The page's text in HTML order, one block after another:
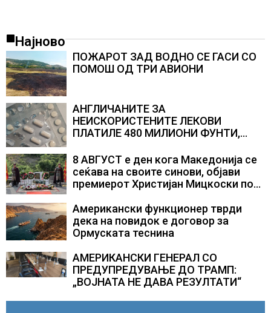
Најново
ПОЖАРОТ ЗАД ВОДНО СЕ ГАСИ СО
ПОМОШ ОД ТРИ АВИОНИ
АНГЛИЧАНИТЕ ЗА
НЕИСКОРИСТЕНИТЕ ЛЕКОВИ
ПЛАТИЛЕ 480 МИЛИОНИ ФУНТИ,
само лекови што навистина им се
потребни
8 АВГУСТ е ден кога Македонија се
сеќава на своите синови, објави
премиерот Христијан Мицкоски по
загинувањето на десетмината
прилепски бранители
Американски функционер тврди
дека на повидок е договор за
Ормуската теснина
АМЕРИКАНСКИ ГЕНЕРАЛ СО
ПРЕДУПРЕДУВАЊЕ ДО ТРАМП:
„ВОЈНАТА НЕ ДАВА РЕЗУЛТАТИ“